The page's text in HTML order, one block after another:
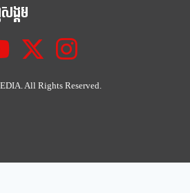
ង្គម
All Rights Reserved.